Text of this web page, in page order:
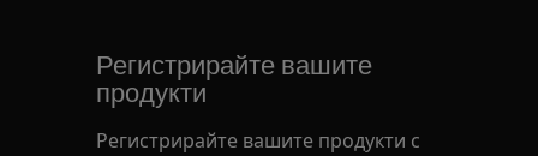
Регистрирайте вашите
продукти
Регистрирайте вашите продукти с